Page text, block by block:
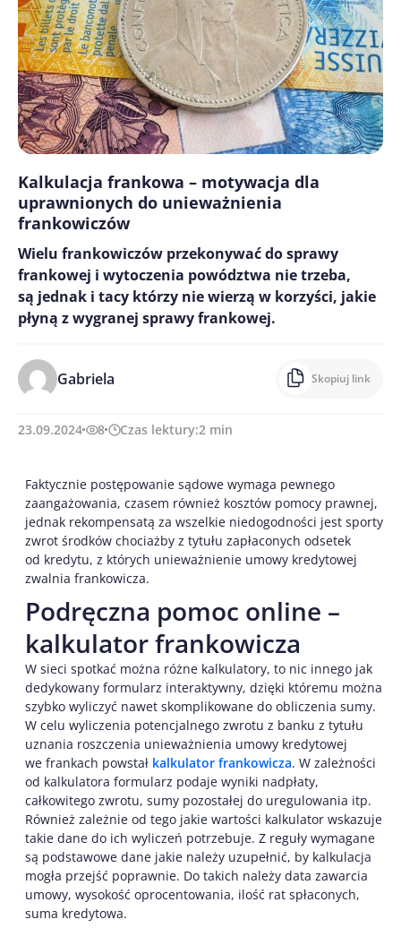
Kalkulacja frankowa – motywacja dla
uprawnionych do unieważnienia
frankowiczów
Wielu frankowiczów przekonywać do sprawy
frankowej i wytoczenia powództwa nie trzeba,
są jednak i tacy którzy nie wierzą w korzyści, jakie
płyną z wygranej sprawy frankowej.
Gabriela Skopiuj link
23.09.2024 8 Czas lektury:2 min
Faktycznie postępowanie sądowe wymaga pewnego
zaangażowania, czasem również kosztów pomocy prawnej,
jednak rekompensatą za wszelkie niedogodności jest sporty
zwrot środków chociażby z tytułu zapłaconych odsetek
od kredytu, z których unieważnienie umowy kredytowej
zwalnia frankowicza.
Podręczna pomoc online –
kalkulator frankowicza
W sieci spotkać można różne kalkulatory, to nic innego jak
dedykowany formularz interaktywny, dzięki któremu można
szybko wyliczyć nawet skomplikowane do obliczenia sumy.
W celu wyliczenia potencjalnego zwrotu z banku z tytułu
uznania roszczenia unieważnienia umowy kredytowej
we frankach powstał kalkulator frankowicza. W zależności
od kalkulatora formularz podaje wyniki nadpłaty,
całkowitego zwrotu, sumy pozostałej do uregulowania itp.
Również zależnie od tego jakie wartości kalkulator wskazuje
takie dane do ich wyliczeń potrzebuje. Z reguły wymagane
są podstawowe dane jakie należy uzupełnić, by kalkulacja
mogła przejść poprawnie. Do takich należy data zawarcia
umowy, wysokość oprocentowania, ilość rat spłaconych,
suma kredytowa.